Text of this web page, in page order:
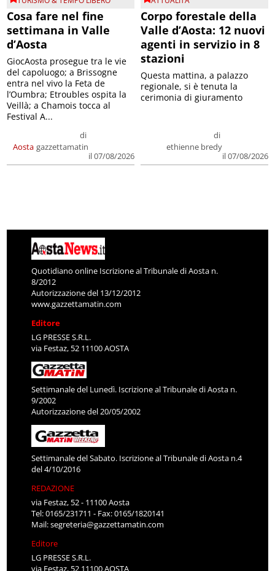
Cosa fare nel fine
settimana in Valle
d’Aosta
Aosta
di
gazzettamatin
il 07/08/2026
GiocAosta prosegue tra le vie
del capoluogo; a Brissogne
entra nel vivo la Feta de
l’Oumbra; Etroubles ospita la
Veillà; a Chamois tocca al
Festival A...
Corpo forestale della
Valle d’Aosta: 12 nuovi
agenti in servizio in 8
stazioni
di
ethienne bredy
il 07/08/2026
Questa mattina, a palazzo
regionale, si è tenuta la
cerimonia di giuramento
Quotidiano online Iscrizione al Tribunale di Aosta n.
8/2012
Autorizzazione del 13/12/2012
www.gazzettamatin.com
Editore
LG PRESSE S.R.L.
via Festaz, 52 11100 AOSTA
Settimanale del Lunedì. Iscrizione al Tribunale di Aosta n.
9/2002
Autorizzazione del 20/05/2002
Settimanale del Sabato. Iscrizione al Tribunale di Aosta n.4
del 4/10/2016
REDAZIONE
via Festaz, 52 - 11100 Aosta
Tel: 0165/231711 - Fax: 0165/1820141
Mail:segreteria@gazzettamatin.com
Editore
LG PRESSE S.R.L.
via Festaz, 52 11100 AOSTA